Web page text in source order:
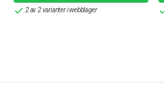
2 av 2 varianter i webblager